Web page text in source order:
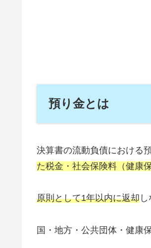
預り金とは
決算書の流動負債における
た税金・社会保険料（健康
原則として1年以内に返却
国・地方・公共団体・健康